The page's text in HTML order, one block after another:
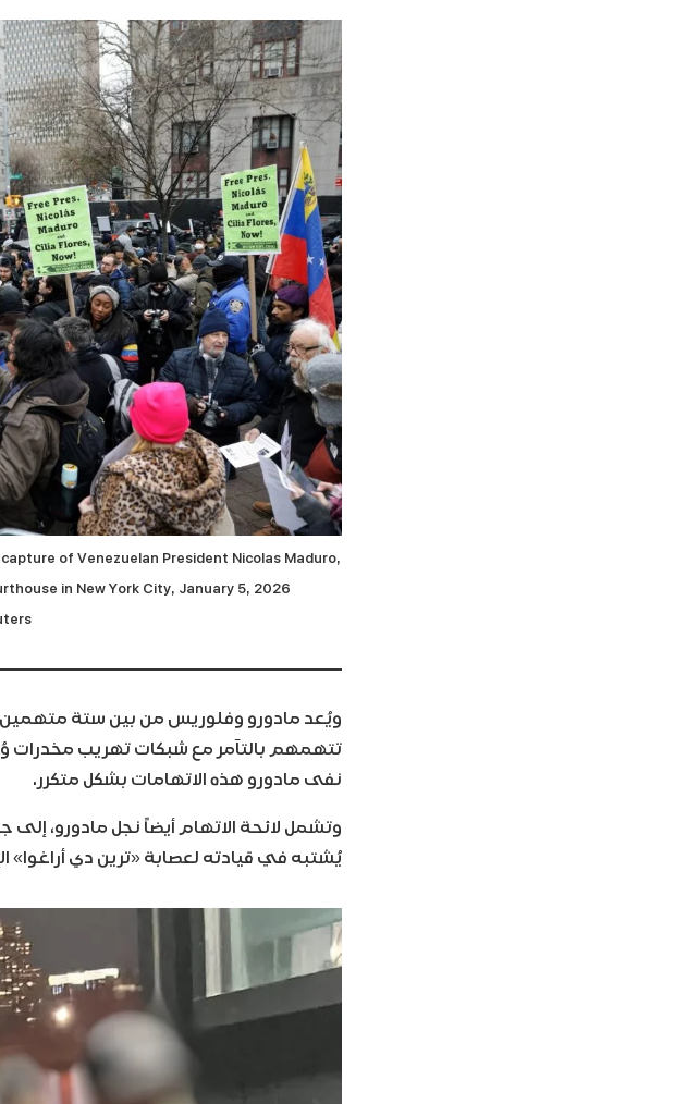
of Venezuelan President Nicolas Maduro,
in New York City, January 5, 2026.
ويُعد مادورو وفلوريس من بين ستة
نفى مادورو هذه الاتهامات بشكل متكرر.
وتشمل لائحة الاتهام أيضاً نجل مادورو،
يُشتبه في قيادته لعصابة «ترين دي أراغوا»